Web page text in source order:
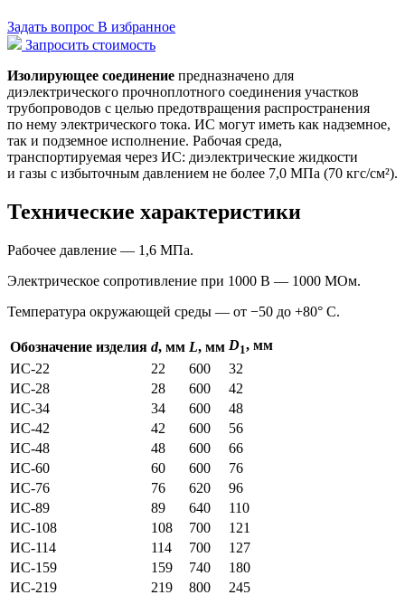
Задать вопрос В избранное
Запросить стоимость
Изолирующее соединение предназначено для
диэлектрического прочноплотного соединения участков
трубопроводов с целью предотвращения распространения
по нему электрического тока. ИС могут иметь как надземное,
так и подземное исполнение. Рабочая среда,
транспортируемая через ИС: диэлектрические жидкости
и газы с избыточным давлением не более 7,0 МПа (70 кгс/см²).
Технические характеристики
Рабочее давление — 1,6 МПа.
Электрическое сопротивление при 1000 В — 1000 МОм.
Температура окружающей среды — от −50 до +80° С.
Обозначение изделия d, мм L, мм D1, мм
ИС-22
22 600
32
ИС-28
28 600
42
ИС-34
34 600
48
ИС-42
42 600
56
ИС-48
48 600
66
ИС-60
60 600
76
ИС-76
76 620
96
ИС-89
89 640
110
ИС-108
108 700
121
ИС-114
114 700
127
ИС-159
159 740
180
ИС-219
219 800
245